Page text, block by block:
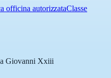
officina autorizzataClasse
Giovanni Xxiii